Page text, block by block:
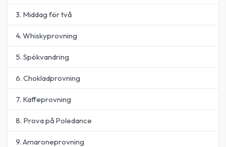
3. Middag för två
4. Whiskyprovning
5. Spökvandring
6. Chokladprovning
7. Kaffeprovning
8. Prova på Poledance
9. Amaroneprovning